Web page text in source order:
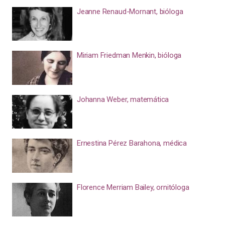
Jeanne Renaud-Mornant, bióloga
Miriam Friedman Menkin, bióloga
Johanna Weber, matemática
Ernestina Pérez Barahona, médica
Florence Merriam Bailey, ornitóloga